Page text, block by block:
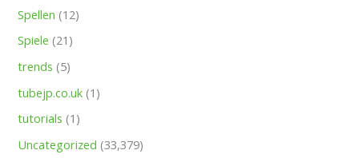
Spellen (12)
Spiele (21)
trends (5)
tubejp.co.uk (1)
tutorials (1)
Uncategorized (33,379)